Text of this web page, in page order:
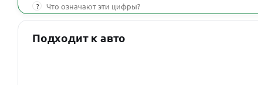
? Что означают эти цифры?
Подходит к авто